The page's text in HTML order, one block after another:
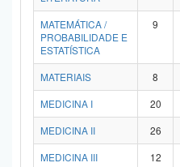
MATEMÁTICA /
PROBABILIDADE E
ESTATÍSTICA
9
MATERIAIS 8
MEDICINA I
20
MEDICINA II
26
MEDICINA III
12